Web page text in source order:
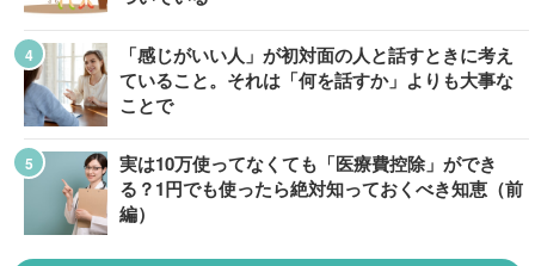
「感じがいい人」が初対面の人と話すときに考え
ていること。それは「何を話すか」よりも大事な
ことで
実は10万使ってなくても「医療費控除」ができ
る？1円でも使ったら絶対知っておくべき知恵（前
編）